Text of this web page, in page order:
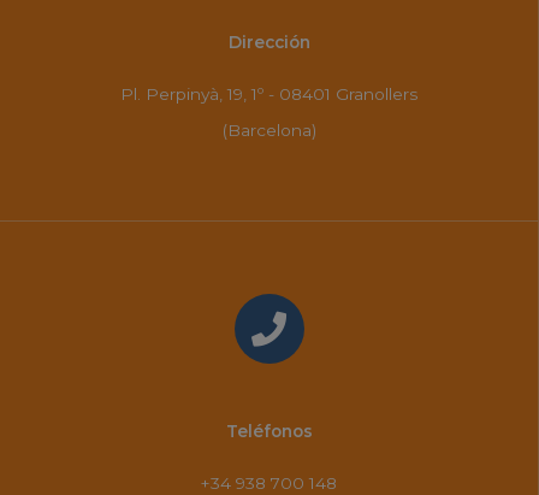
Dirección
Pl. Perpinyà, 19, 1º - 08401 Granollers
(Barcelona)
Teléfonos
+34 938 700 148